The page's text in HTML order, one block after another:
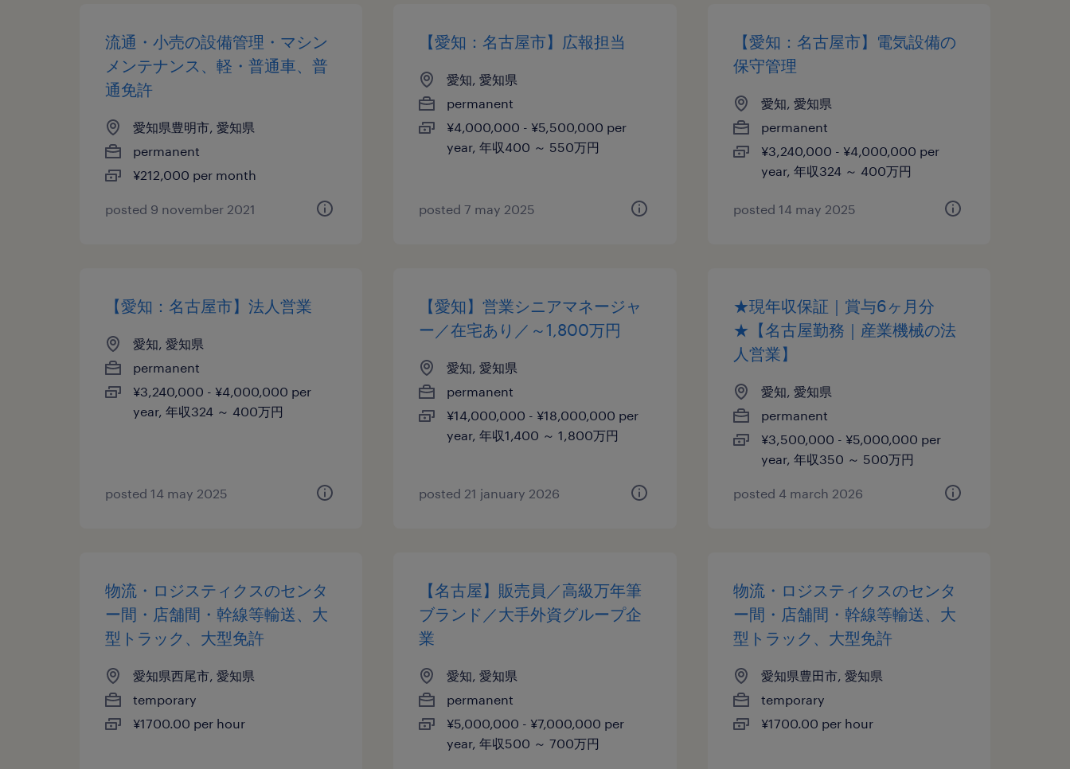
流通・小売の設備管理・マシン
メンテナンス、軽・普通車、普
通免許
愛知県豊明市, 愛知県
permanent
¥212,000 per month
posted 9 november 2021
【愛知：名古屋市】広報担当
愛知, 愛知県
permanent
¥4,000,000 - ¥5,500,000 per
year, 年収400 ～ 550万円
posted 7 may 2025
【愛知：名古屋市】電気設備の
保守管理
愛知, 愛知県
permanent
¥3,240,000 - ¥4,000,000 per
year, 年収324 ～ 400万円
posted 14 may 2025
【愛知：名古屋市】法人営業
愛知, 愛知県
permanent
¥3,240,000 - ¥4,000,000 per
year, 年収324 ～ 400万円
posted 14 may 2025
【愛知】営業シニアマネージャ
ー／在宅あり／～1,800万円
愛知, 愛知県
permanent
¥14,000,000 - ¥18,000,000 per
year, 年収1,400 ～ 1,800万円
posted 21 january 2026
★現年収保証｜賞与6ヶ月分
★【名古屋勤務｜産業機械の法
人営業】
愛知, 愛知県
permanent
¥3,500,000 - ¥5,000,000 per
year, 年収350 ～ 500万円
posted 4 march 2026
物流・ロジスティクスのセンタ
ー間・店舗間・幹線等輸送、大
型トラック、大型免許
愛知県西尾市, 愛知県
temporary
¥1700.00 per hour
【名古屋】販売員／高級万年筆
ブランド／大手外資グループ企
業
愛知, 愛知県
permanent
¥5,000,000 - ¥7,000,000 per
year, 年収500 ～ 700万円
物流・ロジスティクスのセンタ
ー間・店舗間・幹線等輸送、大
型トラック、大型免許
愛知県豊田市, 愛知県
temporary
¥1700.00 per hour